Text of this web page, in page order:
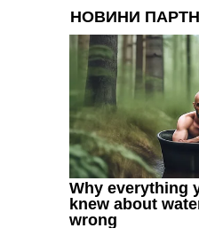
Україна.
Ліга
Англія.
Іспанія.
Ще
Таблиці
Перша